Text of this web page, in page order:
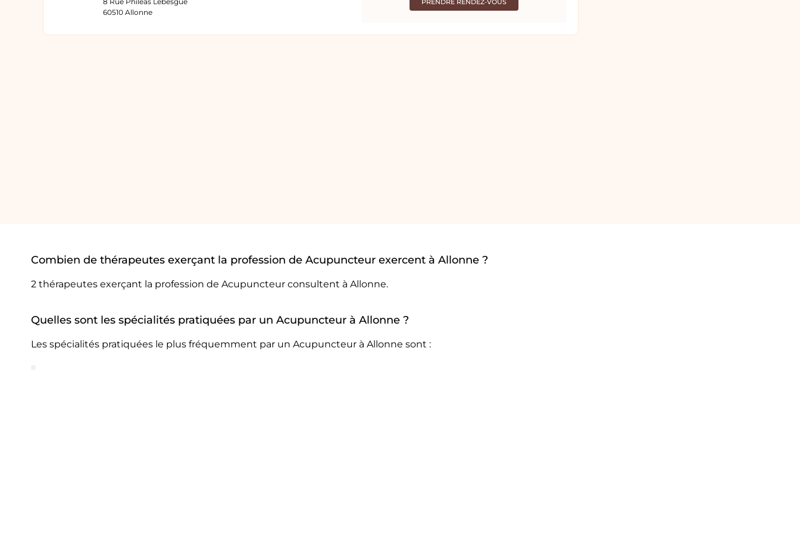
60510 Allonne
PRENDRE RENDEZ-VOUS
Combien de thérapeutes exerçant la profession de Acupuncteur exercent à Allonne ?
2 thérapeutes exerçant la profession de Acupuncteur consultent à Allonne.
Quelles sont les spécialités pratiquées par un Acupuncteur à Allonne ?
Les spécialités pratiquées le plus fréquemment par un Acupuncteur à Allonne sont :